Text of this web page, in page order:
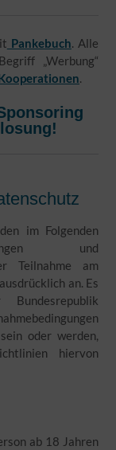
Pankebuch. Alle
„Werbung“
.
im Folgenden
und
Teilnahme am
an. Es
oder werden,
hiervon
ab 18 Jahren